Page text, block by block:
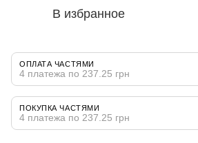
В избранное
ОПЛАТА ЧАСТЯМИ
4 платежа по 237.25 грн
ПОКУПКА ЧАСТЯМИ
4 платежа по 237.25 грн